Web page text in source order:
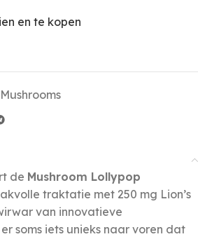
en te kopen
de Mushroom Lollypop
traktatie met 250 mg Lion’s
van innovatieve
soms iets unieks naar voren dat